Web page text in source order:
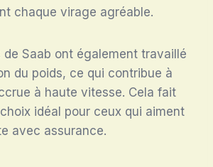
chaque virage agréable.
de Saab ont également travaillé
du poids, ce qui contribue à
à haute vitesse. Cela fait
idéal pour ceux qui aiment
avec assurance.